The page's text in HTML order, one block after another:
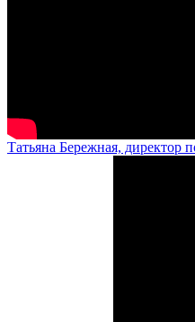
Татьяна Бережная, директор